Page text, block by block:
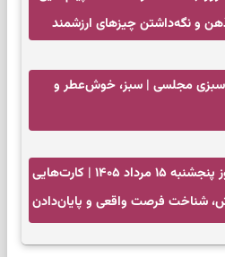
و نگه‌داشتن چیزهای ارزشمند
سبزی مجلسی | سبز، خوش‌عطر و
فال تاروت امروز پنجشنبه ۱۵ مرداد ۱۴۰۵ | کارت‌هایی
شناخت فرصت واقعی و پایان‌دادن